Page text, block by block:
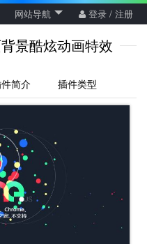
网站导航 登录 / 注册
景酷炫动画特效
简介 插件类型